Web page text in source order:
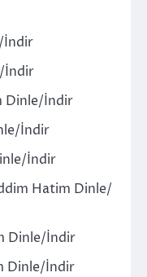
İndir
İndir
Dinle/İndir
İndir
İndir
Hatim Dinle/
Dinle/İndir
Dinle/İndir